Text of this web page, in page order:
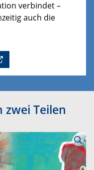
verbindet –
auch die
zwei Teilen